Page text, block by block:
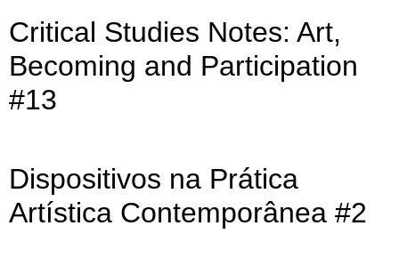
Critical Studies Notes: Art,
Becoming and Participation
#13
Dispositivos na Prática
Artística Contemporânea #2